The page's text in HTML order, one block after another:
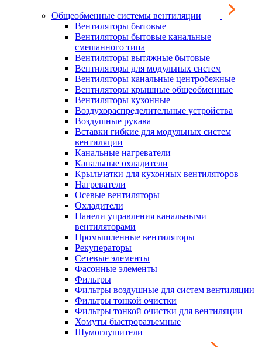
Общеобменные системы вентиляции
Вентиляторы бытовые
Вентиляторы бытовые канальные
смешанного типа
Вентиляторы вытяжные бытовые
Вентиляторы для модульных систем
Вентиляторы канальные центробежные
Вентиляторы крышные общеобменные
Вентиляторы кухонные
Воздухораспределительные устройства
Воздушные рукава
Вставки гибкие для модульных систем
вентиляции
Канальные нагреватели
Канальные охладители
Крыльчатки для кухонных вентиляторов
Нагреватели
Осевые вентиляторы
Охладители
Панели управления канальными
вентиляторами
Промышленные вентиляторы
Рекуператоры
Сетевые элементы
Фасонные элементы
Фильтры
Фильтры воздушные для систем вентиляции
Фильтры тонкой очистки
Фильтры тонкой очистки для вентиляции
Хомуты быстроразъемные
Шумоглушители